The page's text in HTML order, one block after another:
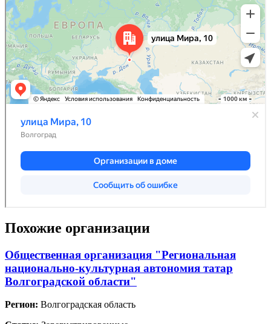
Похожие организации
Общественная организация "Региональная
национально-культурная автономия татар
Волгоградской области"
Регион: Волгоградская область